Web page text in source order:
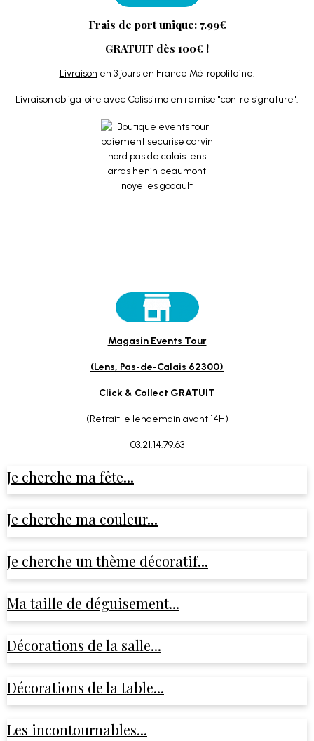
Frais de port unique: 7.99€
GRATUIT dès 100€ !
Livraison en 3 jours en France Métropolitaine.
Livraison obligatoire avec Colissimo en remise "contre signature".
Magasin Events Tour
(Lens, Pas-de-Calais 62300)
Click & Collect GRATUIT
(Retrait le lendemain avant 14H)
03.21.14.79.63
Je cherche ma fête...
Je cherche ma couleur...
Je cherche un thème décoratif...
Ma taille de déguisement...
Décorations de la salle...
Décorations de la table...
Les incontournables...